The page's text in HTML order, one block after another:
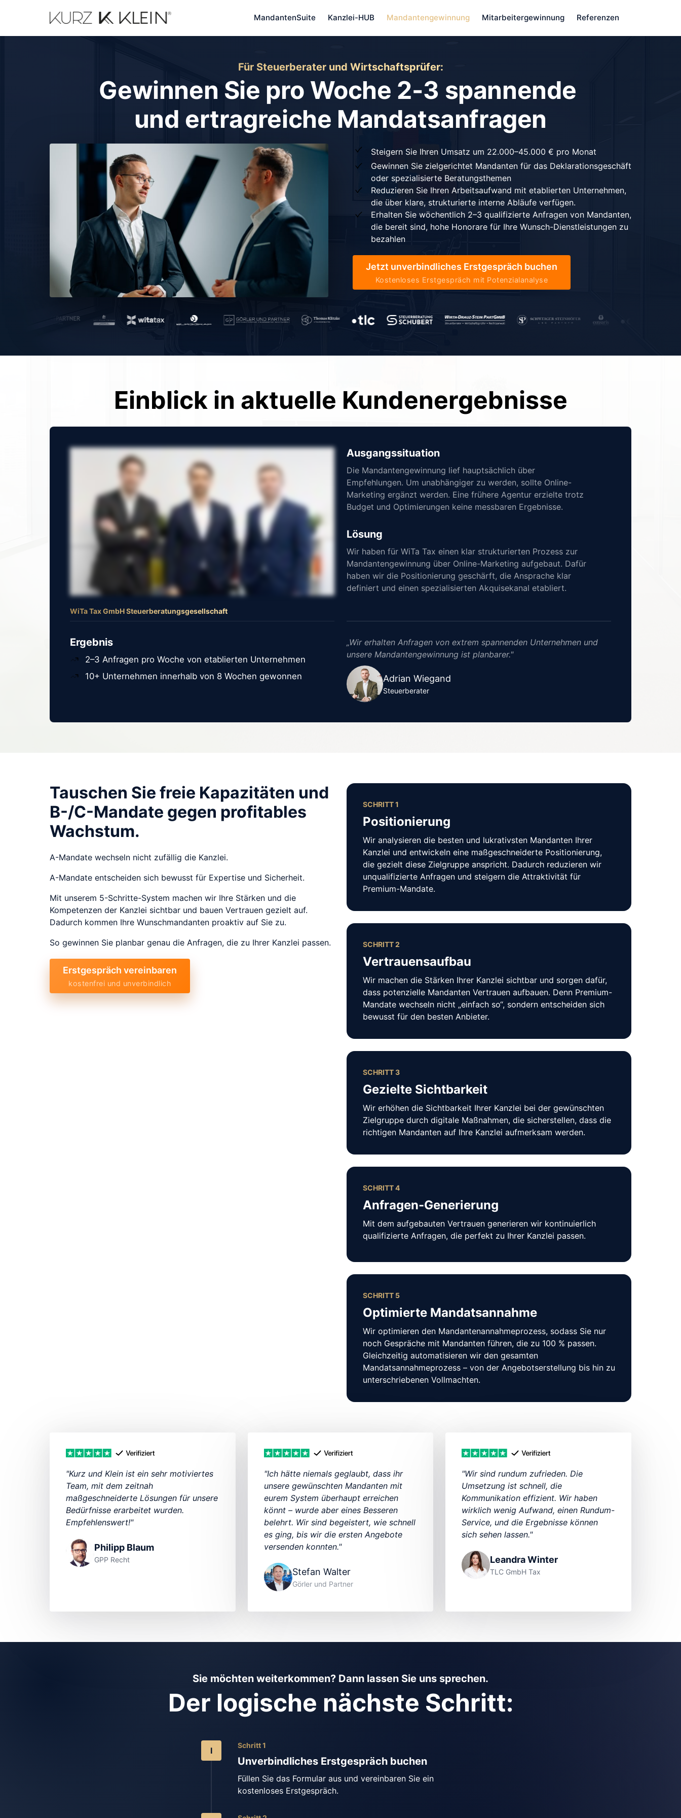
MandantenSuite Kanzlei-HUB Mandantengewinnung Mitarbeitergewinnung Referenzen
Für Steuerberater und Wirtschaftsprüfer:
Gewinnen Sie pro Woche 2-3 spannende
und ertragreiche Mandatsanfragen
Steigern Sie Ihren Umsatz um 22.000–45.000 € pro Monat
Gewinnen Sie zielgerichtet Mandanten für das Deklarationsgeschäft
oder spezialisierte Beratungsthemen
Reduzieren Sie Ihren Arbeitsaufwand mit etablierten Unternehmen,
die über klare, strukturierte interne Abläufe verfügen.
Erhalten Sie wöchentlich 2–3 qualifizierte Anfragen von Mandanten,
die bereit sind, hohe Honorare für Ihre Wunsch-Dienstleistungen zu
bezahlen
Jetzt unverbindliches Erstgespräch buchen
Kostenloses Erstgespräch mit Potenzialanalyse
Einblick in aktuelle Kundenergebnisse
WiTa Tax GmbH Steuerberatungsgesellschaft
Ausgangssituation
Die Mandantengewinnung lief hauptsächlich über
Empfehlungen. Um unabhängiger zu werden, sollte Online-
Marketing ergänzt werden. Eine frühere Agentur erzielte trotz
Budget und Optimierungen keine messbaren Ergebnisse.
Lösung
Wir haben für WiTa Tax einen klar strukturierten Prozess zur
Mandantengewinnung über Online-Marketing aufgebaut. Dafür
haben wir die Positionierung geschärft, die Ansprache klar
definiert und einen spezialisierten Akquisekanal etabliert.
Ergebnis
2–3 Anfragen pro Woche von etablierten Unternehmen
10+ Unternehmen innerhalb von 8 Wochen gewonnen
„Wir erhalten Anfragen von extrem spannenden Unternehmen und
unsere Mandantengewinnung ist planbarer."
Adrian Wiegand
Steuerberater
Tauschen Sie freie Kapazitäten und
B-/C-Mandate gegen profitables
Wachstum.
A-Mandate wechseln nicht zufällig die Kanzlei.
A-Mandate entscheiden sich bewusst für Expertise und Sicherheit.
Mit unserem 5-Schritte-System machen wir Ihre Stärken und die
Kompetenzen der Kanzlei sichtbar und bauen Vertrauen gezielt auf.
Dadurch kommen Ihre Wunschmandanten proaktiv auf Sie zu.
So gewinnen Sie planbar genau die Anfragen, die zu Ihrer Kanzlei passen.
Erstgespräch vereinbaren
kostenfrei und unverbindlich
SCHRITT 1
Positionierung
Wir analysieren die besten und lukrativsten Mandanten Ihrer
Kanzlei und entwickeln eine maßgeschneiderte Positionierung,
die gezielt diese Zielgruppe anspricht. Dadurch reduzieren wir
unqualifizierte Anfragen und steigern die Attraktivität für
Premium-Mandate.
SCHRITT 2
Vertrauensaufbau
Wir machen die Stärken Ihrer Kanzlei sichtbar und sorgen dafür,
dass potenzielle Mandanten Vertrauen aufbauen. Denn Premium-
Mandate wechseln nicht „einfach so“, sondern entscheiden sich
bewusst für den besten Anbieter.
SCHRITT 3
Gezielte Sichtbarkeit
Wir erhöhen die Sichtbarkeit Ihrer Kanzlei bei der gewünschten
Zielgruppe durch digitale Maßnahmen, die sicherstellen, dass die
richtigen Mandanten auf Ihre Kanzlei aufmerksam werden.
SCHRITT 4
Anfragen-Generierung
Mit dem aufgebauten Vertrauen generieren wir kontinuierlich
qualifizierte Anfragen, die perfekt zu Ihrer Kanzlei passen.
SCHRITT 5
Optimierte Mandatsannahme
Wir optimieren den Mandantenannahmeprozess, sodass Sie nur
noch Gespräche mit Mandanten führen, die zu 100 % passen.
Gleichzeitig automatisieren wir den gesamten
Mandatsannahmeprozess – von der Angebotserstellung bis hin zu
unterschriebenen Vollmachten.
"Kurz und Klein ist ein sehr motiviertes
Team, mit dem zeitnah
maßgeschneiderte Lösungen für unsere
Bedürfnisse erarbeitet wurden.
Empfehlenswert!"
Philipp Blaum
GPP Recht
"Ich hätte niemals geglaubt, dass ihr
unsere gewünschten Mandanten mit
eurem System überhaupt erreichen
könnt – wurde aber eines Besseren
belehrt. Wir sind begeistert, wie schnell
es ging, bis wir die ersten Angebote
versenden konnten."
Stefan Walter
Görler und Partner
"Wir sind rundum zufrieden. Die
Umsetzung ist schnell, die
Kommunikation effizient. Wir haben
wirklich wenig Aufwand, einen Rundum-
Service, und die Ergebnisse können
sich sehen lassen."
Leandra Winter
TLC GmbH Tax
Sie möchten weiterkommen? Dann lassen Sie uns sprechen.
Der logische nächste Schritt:
I
Schritt 1
Unverbindliches Erstgespräch buchen
Füllen Sie das Formular aus und vereinbaren Sie ein
kostenloses Erstgespräch.